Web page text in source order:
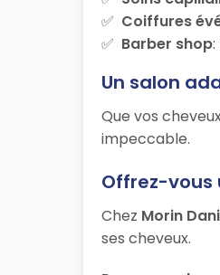
Coiffures
Barber shop
Un salon
Que vos
impeccable.
Offrez-vous
Chez Morin
ses cheveux.